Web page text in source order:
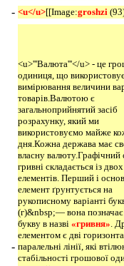
- <u</u>[[Image:groshzi
-
<u>'''Валюта'''</u> - це
одиниця, що
вимірювання величини
товарів.Валютою є
загальноприйнятий засіб
розрахунку, який ми
використовуємо майже
дня.Кожна держава має
власну валюту.Графічний
гривні складається із двох
елементів. Перший і
елемент ґрунтується на
рукописному варіанті
(г)&nbsp;— вона
букву в назві «гривня».
елементом є дві
паралельні лінії, які
стабільності грошової